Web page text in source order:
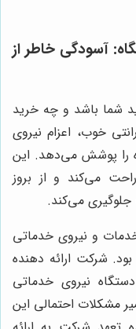
آسودگی خاطر از
شما باشد و چه خرید
خوب، اعزام نیروی
را پوشش می‌دهد. این
می‌کند و از بروز
می‌کند.
خدمات و نیروی خدماتی
شرکت ارائه دهنده
نیروی خدماتی
مشکلات احتمالی این